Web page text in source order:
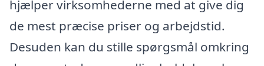
hjælper virksomhederne med at give dig
de mest præcise priser og arbejdstid.
Desuden kan du stille spørgsmål omkring